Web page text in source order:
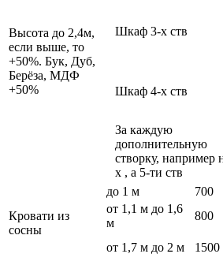
Высота до 2,4м,
если выше, то
+50%. Бук, Дуб,
Берёза, МДФ
+50%
Шкаф 3-х ств
Шкаф 4-х ств
За каждую
дополнительную
створку, например
х , а 5-ти ств
Кровати из
сосны
до 1 м 700
от 1,1 м до 1,6
м
800
от 1,7 м до 2 м 1500